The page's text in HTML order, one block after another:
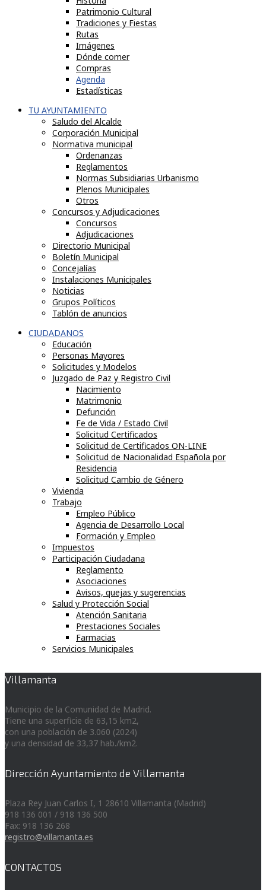
Patrimonio Cultural
Tradiciones y Fiestas
Rutas
Imágenes
Dónde comer
Compras
Agenda
Estadísticas
TU AYUNTAMIENTO
Saludo del Alcalde
Corporación Municipal
Normativa municipal
Ordenanzas
Reglamentos
Normas Subsidiarias Urbanismo
Plenos Municipales
Otros
Concursos y Adjudicaciones
Concursos
Adjudicaciones
Directorio Municipal
Boletín Municipal
Concejalías
Instalaciones Municipales
Noticias
Grupos Políticos
Tablón de anuncios
CIUDADANOS
Educación
Personas Mayores
Solicitudes y Modelos
Juzgado de Paz y Registro Civil
Nacimiento
Matrimonio
Defunción
Fe de Vida / Estado Civil
Solicitud Certificados
Solicitud de Certificados ON-LINE
Solicitud de Nacionalidad Española por
Residencia
Solicitud Cambio de Género
Vivienda
Trabajo
Empleo Público
Agencia de Desarrollo Local
Formación y Empleo
Impuestos
Participación Ciudadana
Reglamento
Asociaciones
Avisos, quejas y sugerencias
Salud y Protección Social
Atención Sanitaria
Prestaciones Sociales
Farmacias
Servicios Municipales
Villamanta
Municipio de la Comunidad de Madrid.
Tiene una superficie de 63,15 km2,
con una población de 3.060 (2024)
y una densidad de 33,37 hab./km2.
Dirección Ayuntamiento de Villamanta
Plaza Rey Juan Carlos I, 1 28610 Villamanta (Madrid)
918 136 001 / 918 136 500
Fax: 918 136 268
registro@villamanta.es
CONTACTOS